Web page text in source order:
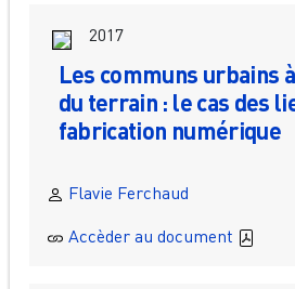
2017
Les communs urbains
du terrain : le cas des
fabrication numérique
Flavie Ferchaud
Accèder au document